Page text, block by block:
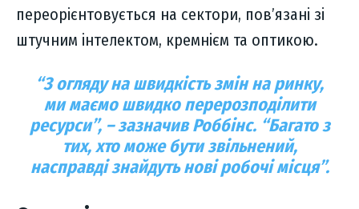
переорієнтовується на сектори, пов’язані зі
штучним інтелектом, кремнієм та оптикою.
“З огляду на швидкість змін на ринку,
ми маємо швидко перерозподілити
ресурси”, – зазначив Роббінс. “Багато з
тих, хто може бути звільнений,
насправді знайдуть нові робочі місця”.